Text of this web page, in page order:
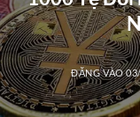
ĐĂNG VÀO